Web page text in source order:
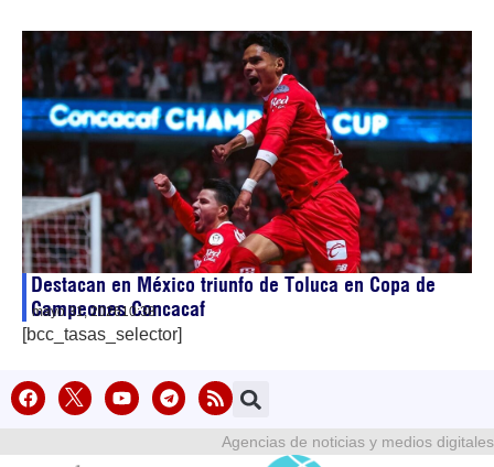
Destacan en México triunfo de Toluca en Copa de
Campeones Concacaf
mayo 31, 202610:38
[bcc_tasas_selector]
Agencias de noticias y medios digitales